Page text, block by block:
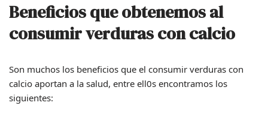
Beneficios que obtenemos al
consumir verduras con calcio
Son muchos los beneficios que el consumir verduras con
calcio aportan a la salud, entre ell0s encontramos los
siguientes: